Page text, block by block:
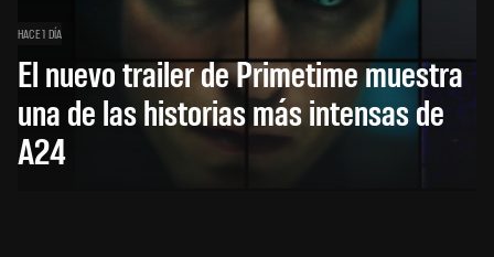
HACE 1 DÍA
El nuevo trailer de Primetime muestra
una de las historias más intensas de
A24